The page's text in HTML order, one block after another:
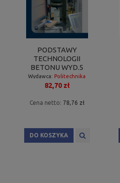
PODSTAWY
TECHNOLOGII
BETONU WYD.5
Wydawca: Politechnika
Poznańska
82,70 zł
Cena netto: 78,76 zł
DO KOSZYKA